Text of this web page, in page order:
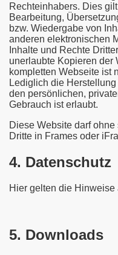
Rechteinhabers. Dies
Bearbeitung,
bzw. Wiedergabe von
anderen elektronischen
Inhalte und Rechte
unerlaubte Kopieren der
kompletten Webseite ist
Lediglich die
den persönlichen,
Gebrauch ist erlaubt.
Diese Website darf
Dritte in Frames oder
4. Datenschutz
Hier gelten die Hinweise
5. Downloads